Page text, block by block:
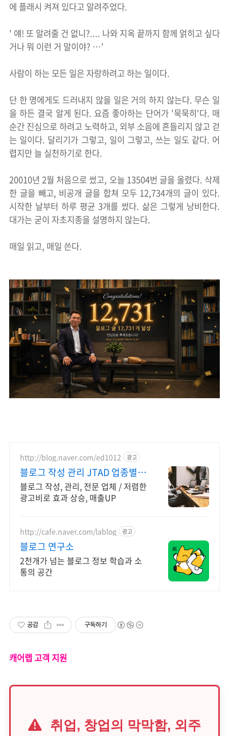
에 플래시 켜져 있다고 알려주었다.
' 얘! 또 알려줄 건 없니?.... 나와 지옥 끝까지 함께 얽히고 싶다
거나 뭐 이런 거 말이야? …'
사람이 하는 모든 일은 자랑하려고 하는 일이다.
단 한 명에게도 드러내지 않을 일은 거의 하지 않는다. 무슨 일
을 하든 결국 알게 된다. 요즘 좋아하는 단어가 '묵묵히'다. 매
순간 진심으로 하려고 노력하고, 외부 소음에 흔들리지 않고 걷
는 일이다. 달리기가 그렇고, 일이 그렇고, 쓰는 일도 같다. 어
렵지만 늘 실천하기로 한다.
20010년 2월 처음으로 썼고, 오늘 13504번 글을 올렸다. 삭제
한 글을 빼고, 비공개 글을 합쳐 모두 12,734개의 글이 있다.
시작한 날부터 하루 평균 3개를 썼다. 삶은 그렇게 낭비한다.
대가는 굳이 자초지종을 설명하지 않는다.
매일 읽고, 매일 쓴다.
http://blog.naver.com/ed1012 광고
블로그 작성 관리 JTAD 업종별
맞는 블로그 광고진행
블로그 작성, 관리, 전문 업체 / 저렴한
광고비로 효과 상승, 매출UP
http://cafe.naver.com/lablog 광고
블로그 연구소
2천개가 넘는 블로그 정보 학습과 소
통의 공간
공감 구독하기
캐어랩 고객 지원
취업, 창업의 막막함, 외주